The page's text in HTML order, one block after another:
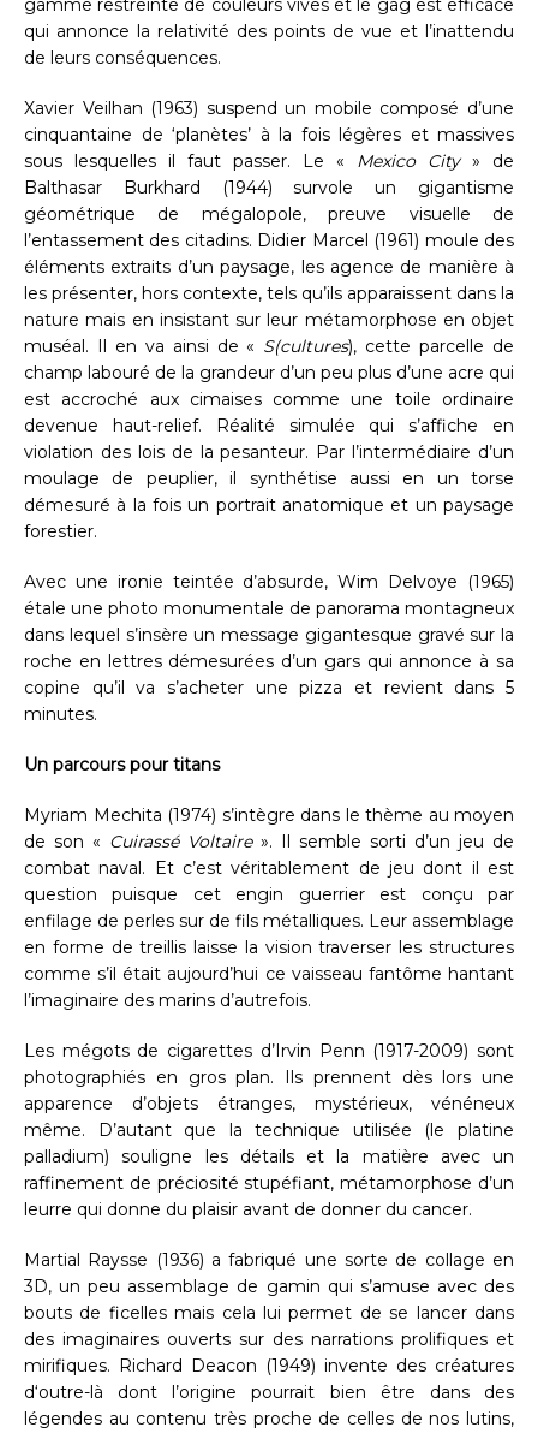
gamme restreinte de couleurs vives et le gag est efficace
qui annonce la relativité des points de vue et l’inattendu
de leurs conséquences.
Xavier Veilhan (1963) suspend un mobile composé d’une
cinquantaine de ‘planètes’ à la fois légères et massives
sous lesquelles il faut passer. Le « Mexico City» de
Balthasar Burkhard (1944) survole un gigantisme
géométrique de mégalopole, preuve visuelle de
l’entassement des citadins. Didier Marcel (1961) moule des
éléments extraits d’un paysage, les agence de manière à
les présenter, hors contexte, tels qu’ils apparaissent dans la
nature mais en insistant sur leur métamorphose en objet
muséal. Il en va ainsi de « S(cultures), cette parcelle de
champ labouré de la grandeur d’un peu plus d’une acre qui
est accroché aux cimaises comme une toile ordinaire
devenue haut-relief. Réalité simulée qui s’affiche en
violation des lois de la pesanteur. Par l’intermédiaire d’un
moulage de peuplier, il synthétise aussi en un torse
démesuré à la fois un portrait anatomique et un paysage
forestier.
Avec une ironie teintée d’absurde, Wim Delvoye (1965)
étale une photo monumentale de panorama montagneux
dans lequel s’insère un message gigantesque gravé sur la
roche en lettres démesurées d’un gars qui annonce à sa
copine qu’il va s’acheter une pizza et revient dans 5
minutes.
Un parcours pour titans
Myriam Mechita (1974) s’intègre dans le thème au moyen
de son « Cuirassé Voltaire». Il semble sorti d’un jeu de
combat naval. Et c’est véritablement de jeu dont il est
question puisque cet engin guerrier est conçu par
enfilage de perles sur de fils métalliques. Leur assemblage
en forme de treillis laisse la vision traverser les structures
comme s’il était aujourd’hui ce vaisseau fantôme hantant
l’imaginaire des marins d’autrefois.
Les mégots de cigarettes d’Irvin Penn (1917-2009) sont
photographiés en gros plan. Ils prennent dès lors une
apparence d’objets étranges, mystérieux, vénéneux
même. D’autant que la technique utilisée (le platine
palladium) souligne les détails et la matière avec un
raffinement de préciosité stupéfiant, métamorphose d’un
leurre qui donne du plaisir avant de donner du cancer.
Martial Raysse (1936) a fabriqué une sorte de collage en
3D, un peu assemblage de gamin qui s’amuse avec des
bouts de ficelles mais cela lui permet de se lancer dans
des imaginaires ouverts sur des narrations prolifiques et
mirifiques. Richard Deacon (1949) invente des créatures
d‘outre-là dont l’origine pourrait bien être dans des
légendes au contenu très proche de celles de nos lutins,